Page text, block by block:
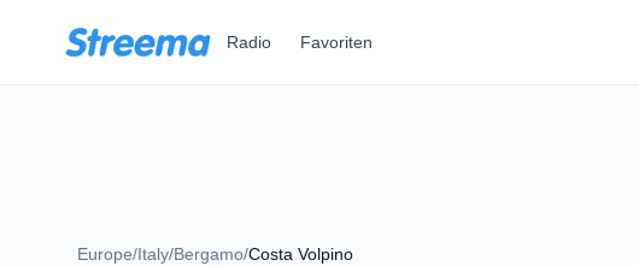
Radio Favoriten
Europe/Italy/Bergamo/Costa Volpino